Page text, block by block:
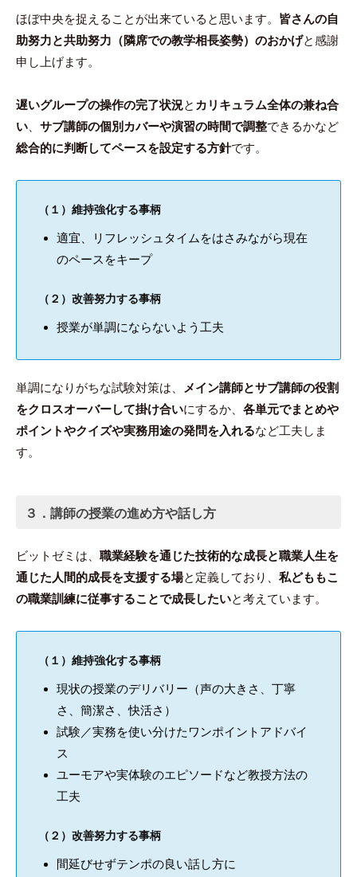
ほぼ中央を捉えることが出来ていると思います。 皆さんの自
助努力と共助努力（隣席での教学相長姿勢）のおかげと感謝
申し上げます。
遅いグループの操作の完了状況と カリキュラム全体の兼ね合
い
サブ講師の個別カバーや演習の時間で調整できるかなど
総合的に判断してペースを設定する方針です。
（１）維持強化する事柄
適宜、リフレッシュタイムをはさみながら現在
のペースをキープ
（２）改善努力する事柄
授業が単調にならないよう工夫
単調になりがちな試験対策は、 メイン講師とサブ講師の役割
をクロスオーバーして掛け合いにするか、 各単元でまとめや
ポイントやクイズや実務用途の発問を入れるなど工夫しま
す。
３．講師の授業の進め方や話し方
ビットゼミは、 職業経験を通じた技術的な成長と職業人生を
通じた人間的成長を支援する場と定義しており、 私どももこ
の職業訓練に従事することで成長したいと考えています。
（１）維持強化する事柄
現状の授業のデリバリー（声の大きさ、丁寧
さ、簡潔さ、快活さ）
試験／実務を使い分けたワンポイントアドバイ
ス
ユーモアや実体験のエピソードなど教授方法の
工夫
（２）改善努力する事柄
間延びせずテンポの良い話し方に